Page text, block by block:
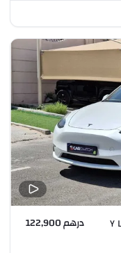
درهم 122,900